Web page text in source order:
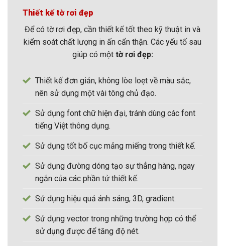
Thiết kế tờ rơi đẹp
Để có tờ rơi đẹp, cần thiết kế tốt theo kỹ thuật in và
kiểm soát chất lượng in ấn cẩn thận. Các yếu tố sau
giúp có một tờ rơi đẹp:
Thiết kế đơn giản, không lòe loẹt về màu sắc,
nên sử dụng một vài tông chủ đạo.
Sử dụng font chữ hiện đại, tránh dùng các font
tiếng Việt thông dụng.
Sử dụng tốt bố cục mảng miếng trong thiết kế.
Sử dụng đường dóng tạo sự thẳng hàng, ngay
ngắn của các phần tử thiết kế.
Sử dụng hiệu quả ánh sáng, 3D, gradient.
Sử dụng vector trong những trường hợp có thể
sử dụng được để tăng độ nét.